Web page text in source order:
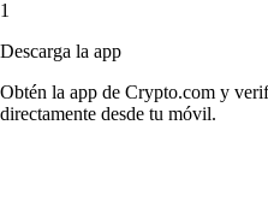
1
Descarga la app
Obtén la app de Crypto.com y
directamente desde tu móvil.